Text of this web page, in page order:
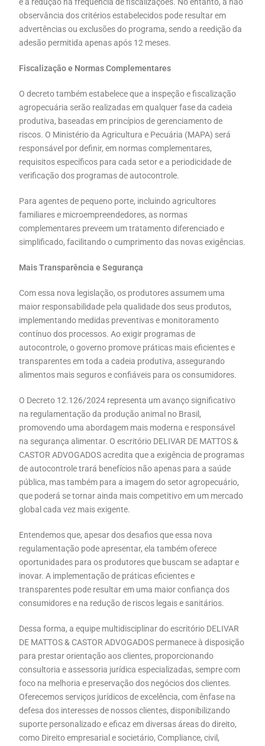
e a redução na frequência de fiscalizações. No entanto, a não
observância dos critérios estabelecidos pode resultar em
advertências ou exclusões do programa, sendo a reedição da
adesão permitida apenas após 12 meses.
Fiscalização e Normas Complementares
O decreto também estabelece que a inspeção e fiscalização
agropecuária serão realizadas em qualquer fase da cadeia
produtiva, baseadas em princípios de gerenciamento de
riscos. O Ministério da Agricultura e Pecuária (MAPA) será
responsável por definir, em normas complementares,
requisitos específicos para cada setor e a periodicidade de
verificação dos programas de autocontrole.
Para agentes de pequeno porte, incluindo agricultores
familiares e microempreendedores, as normas
complementares preveem um tratamento diferenciado e
simplificado, facilitando o cumprimento das novas exigências.
Mais Transparência e Segurança
Com essa nova legislação, os produtores assumem uma
maior responsabilidade pela qualidade dos seus produtos,
implementando medidas preventivas e monitoramento
contínuo dos processos. Ao exigir programas de
autocontrole, o governo promove práticas mais eficientes e
transparentes em toda a cadeia produtiva, assegurando
alimentos mais seguros e confiáveis para os consumidores.
O Decreto 12.126/2024 representa um avanço significativo
na regulamentação da produção animal no Brasil,
promovendo uma abordagem mais moderna e responsável
na segurança alimentar. O escritório DELIVAR DE MATTOS &
CASTOR ADVOGADOS acredita que a exigência de programas
de autocontrole trará benefícios não apenas para a saúde
pública, mas também para a imagem do setor agropecuário,
que poderá se tornar ainda mais competitivo em um mercado
global cada vez mais exigente.
Entendemos que, apesar dos desafios que essa nova
regulamentação pode apresentar, ela também oferece
oportunidades para os produtores que buscam se adaptar e
inovar. A implementação de práticas eficientes e
transparentes pode resultar em uma maior confiança dos
consumidores e na redução de riscos legais e sanitários.
Dessa forma, a equipe multidisciplinar do escritório DELIVAR
DE MATTOS & CASTOR ADVOGADOS permanece à disposição
para prestar orientação aos clientes, proporcionando
consultoria e assessoria jurídica especializadas, sempre com
foco na melhoria e preservação dos negócios dos clientes.
Oferecemos serviços jurídicos de excelência, com ênfase na
defesa dos interesses de nossos clientes, disponibilizando
suporte personalizado e eficaz em diversas áreas do direito,
como Direito empresarial e societário, Compliance, civil,